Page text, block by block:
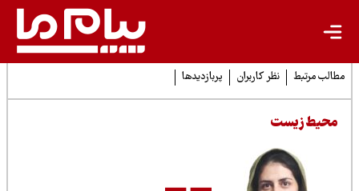
مرتبط نظر کاربران پربازدیدها
زیست